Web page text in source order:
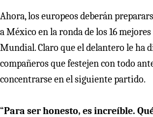
Ahora, los europeos deberán
a México en la ronda de los 16
Mundial. Claro que el delantero le ha
compañeros que festejen con todo
concentrarse en el siguiente partido.
“Para ser honesto, es increíble.